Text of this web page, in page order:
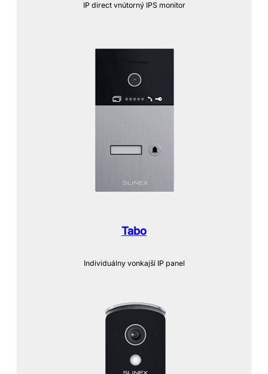
IP direct vnútorný IPS monitor
Tabo
Individuálny vonkajší IP panel